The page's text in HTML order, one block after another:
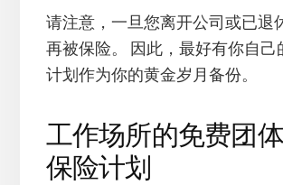
请注意，一旦您离开公司或已退
再被保险。 因此，最好有你自己
计划作为你的黄金岁月备份。
工作场所的免费团
保险计划